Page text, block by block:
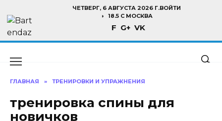
содержанию
ЧЕТВЕРГ, 6 АВГУСТА 2026 Г.ВОЙТИ
18.5 C МОСКВА
F G+ VK
ГЛАВНАЯ » ТРЕНИРОВКИ И УПРАЖНЕНИЯ
тренировка спины для
новичков